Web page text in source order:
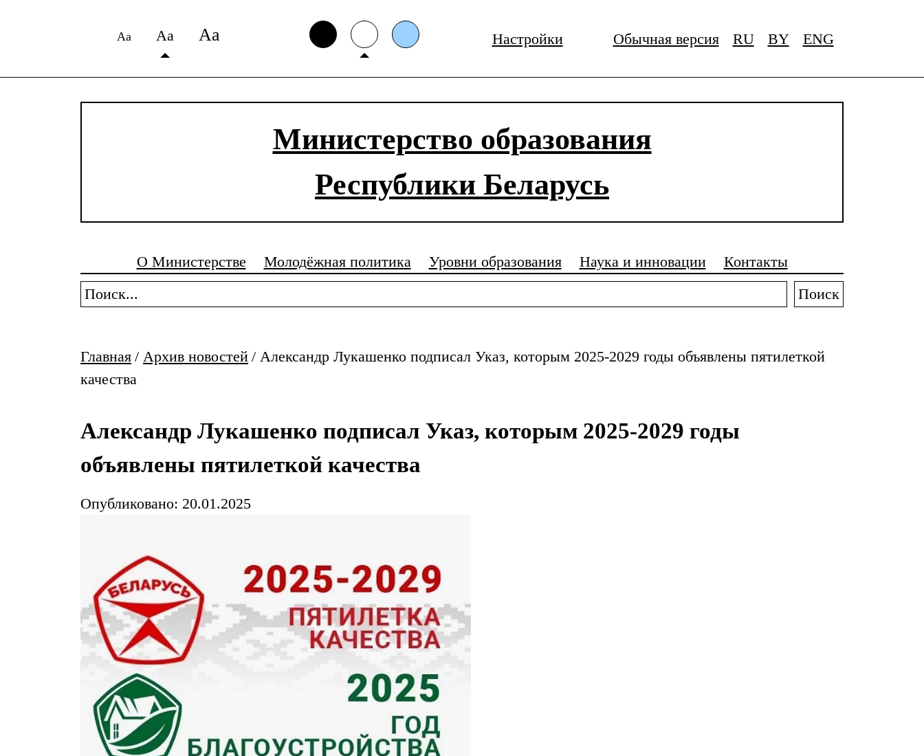
Аа Аа Аа Настройки Обычная версия RU BY ENG
Министерство образования
Республики Беларусь
О Министерстве Молодёжная политика Уровни образования Наука и инновации
Контакты
Поиск
Главная / Архив новостей / Александр Лукашенко подписал Указ, которым 2025-2029 годы объявлены пятилеткой
качества
Александр Лукашенко подписал Указ, которым 2025-2029 годы
объявлены пятилеткой качества
Опубликовано: 20.01.2025